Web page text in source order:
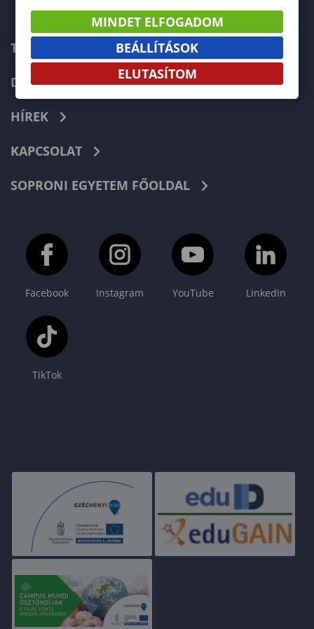
TELEFONKÖNYV
DOKUMENTUMOK
HÍREK
KAPCSOLAT
SOPRONI EGYETEM FŐOLDAL
Facebook Instagram YouTube LinkedIn
TikTok
MINDET ELFOGADOM
BEÁLLÍTÁSOK
ELUTASÍTOM